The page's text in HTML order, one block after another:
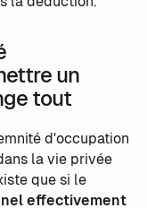
un
tout
d'occupation
la vie privée
que si le
effectivement